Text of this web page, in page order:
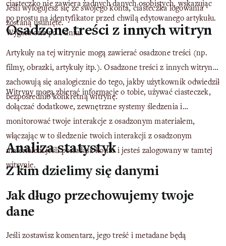
Jeśli wylogujesz się ze swojego konta, ciasteczka logowania
zostaną usunięte.
ciasteczko nie zawiera żadnych danych osobistych, wskazując
po prostu na identyfikator przed chwilą edytowanego artykułu.
Wygasa ono po 1 dniu.
Osadzone treści z innych witryn
Artykuły na tej witrynie mogą zawierać osadzone treści (np.
filmy, obrazki, artykuły itp.). Osadzone treści z innych witryn
zachowują się analogicznie do tego, jakby użytkownik odwiedził
bezpośrednio konkretną witrynę.
Witryny mogą zbierać informacje o tobie, używać ciasteczek,
dołączać dodatkowe, zewnętrzne systemy śledzenia i
monitorować twoje interakcje z osadzonym materiałem,
włączając w to śledzenie twoich interakcji z osadzonym
materiałem jeśli posiadasz konto i jesteś zalogowany w tamtej
witrynie.
Analiza statystyk
Z kim dzielimy się danymi
Jak długo przechowujemy twoje
dane
Jeśli zostawisz komentarz, jego treść i metadane będą